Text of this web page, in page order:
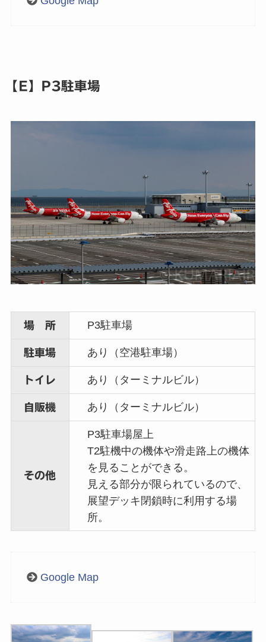
【E】P3駐車場
場 所 P3駐車場
駐車場 あり（空港駐車場）
トイレ あり（ターミナルビル）
自販機 あり（ターミナルビル）
その他
P3駐車場屋上
T2駐機中の機体や滑走路上の機体
を見ることができる。
見える部分が限られているので、
展望デッキ閉鎖時に利用する場
所。
Google Map